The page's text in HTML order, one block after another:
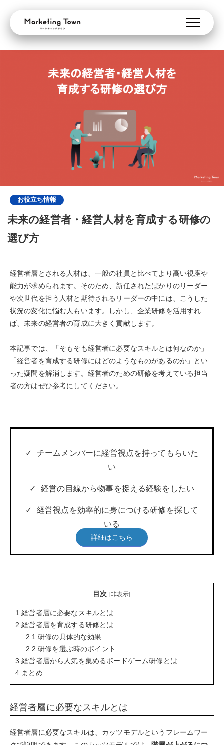
お役立ち情報
未来の経営者・経営人材を育成する研修の
選び方
経営者層とされる人材は、一般の社員と比べてより高い視座や
能力が求められます。そのため、新任されたばかりのリーダー
や次世代を担う人材と期待されるリーダーの中には、こうした
状況の変化に悩む人もいます。しかし、企業研修を活用すれ
ば、未来の経営者の育成に大きく貢献します。
本記事では、「そもそも経営者に必要なスキルとは何なのか」
「経営者を育成する研修にはどのようなものがあるのか」とい
った疑問を解消します。経営者のための研修を考えている担当
者の方はぜひ参考にしてください。
チームメンバーに経営視点を持ってもらいた
い
経営の目線から物事を捉える経験をしたい
経営視点を効率的に身につける研修を探して
いる
詳細はこちら
目次 [非表示]
1 経営者層に必要なスキルとは
2 経営者層を育成する研修とは
2.1 研修の具体的な効果
2.2 研修を選ぶ時のポイント
3 経営者層から人気を集めるボードゲーム研修とは
4 まとめ
経営者層に必要なスキルとは
経営者層に必要なスキルは、カッツモデルというフレームワー